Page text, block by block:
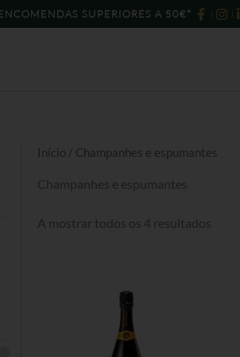
SUPERIORES A 50€*
Início / Champanhes e espumantes
Champanhes e espumantes
A mostrar todos os 4 resultados
por
mais